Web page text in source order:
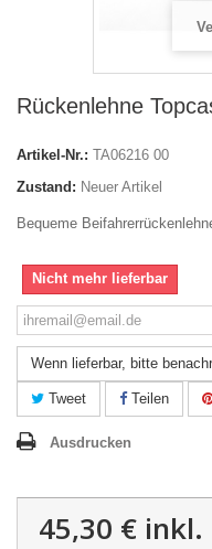
Rückenlehne
Artikel-Nr.: TA06216 00
Zustand: Neuer Artikel
Bequeme
Nicht mehr lieferbar
Wenn lieferbar, bitte
Tweet Teilen
Ausdrucken
45,30 € inkl.